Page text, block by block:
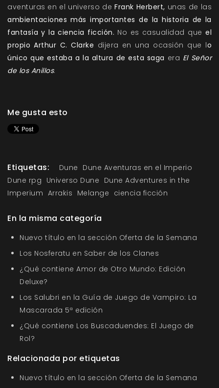
aventuras en el universo de Frank Herbert, unas de las
ambientaciones más importantes de la historia de la
fantasía y la ciencia ficción. No es casualidad queel
propio Arthur C. Clarke dijera en una ocasión que lo
único que estaba a la altura de esta saga era El Señor
de los Anillos.
Me gusta esto
Etiquetas: Dune Dune Aventuras en el Imperio
Dune rpg Universo Dune Dune Adventures in the
Imperium Arrakis Melange ciencia ficción
En la misma categoría
Nuevo título en la sección Oferta de la Semana
Los Nosferatu en Saber de los Clanes
¿Qué contiene Amor de Otro Mundo: Edición
Deluxe?
Los Salubri en la Guía de Juego de Vampiro: La
Mascarada 5ª edición
¿Qué contiene Los Buscaduendes: El Juego de
Rol?
Relacionada por etiquetas
Nuevo título en la sección Oferta de la Semana